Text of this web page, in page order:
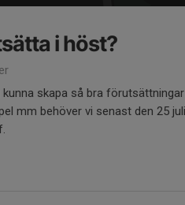
i höst?
skapa så bra
mm behöver vi senast den 25